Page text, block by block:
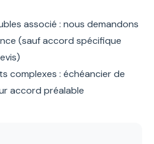
associé : nous demandons
(sauf accord spécifique
complexes : échéancier de
accord préalable